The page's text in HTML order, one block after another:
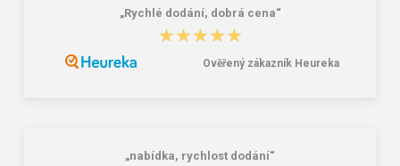
„Rychlé dodání, dobrá cena“
★★★★★
★★★★★
Ověřený zákazník Heureka
„nabídka, rychlost dodání“